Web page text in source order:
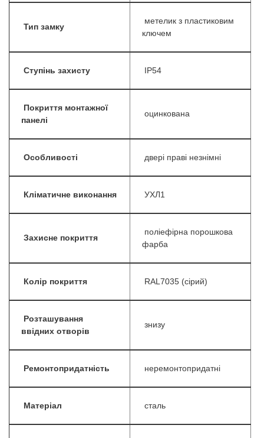
Тип замку
метелик з пластиковим
ключем
Ступінь захисту IP54
Покриття монтажної
панелі
оцинкована
Особливості двері праві незнімні
Кліматичне виконання УХЛ1
Захисне покриття
поліефірна порошкова
фарба
Колір покриття RAL7035 (сірий)
Розташування
ввідних отворів
знизу
Ремонтопридатність неремонтопридатні
Матеріал сталь